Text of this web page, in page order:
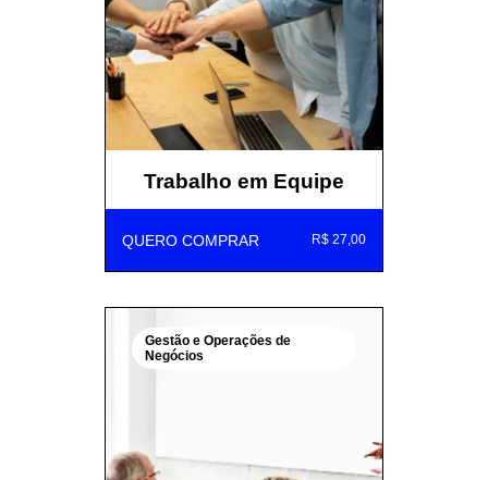
Trabalho em Equipe
QUERO COMPRAR R$ 27,00
Gestão e Operações de
Negócios